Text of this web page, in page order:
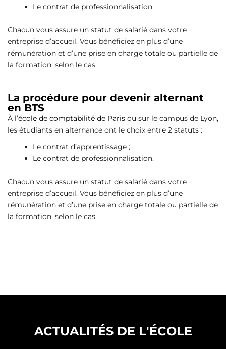
Le contrat de professionnalisation.
Chacun vous assure un statut de salarié dans votre
entreprise d’accueil. Vous bénéficiez en plus d’une
rémunération et d’une prise en charge totale ou partielle de
la formation, selon le cas.
La procédure pour devenir alternant
en BTS
À l’école de comptabilité de Paris ou sur le campus de Lyon,
les étudiants en alternance ont le choix entre 2 statuts :
Le contrat d’apprentissage ;
Le contrat de professionnalisation.
Chacun vous assure un statut de salarié dans votre
entreprise d’accueil. Vous bénéficiez en plus d’une
rémunération et d’une prise en charge totale ou partielle de
la formation, selon le cas.
ACTUALITÉS DE L'ÉCOLE